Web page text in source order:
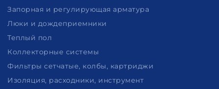
Запорная и регулирующая арматура
Люки и дождеприемники
Теплый пол
Коллекторные системы
Фильтры сетчатые, колбы, картриджи
Изоляция, расходники, инструмент